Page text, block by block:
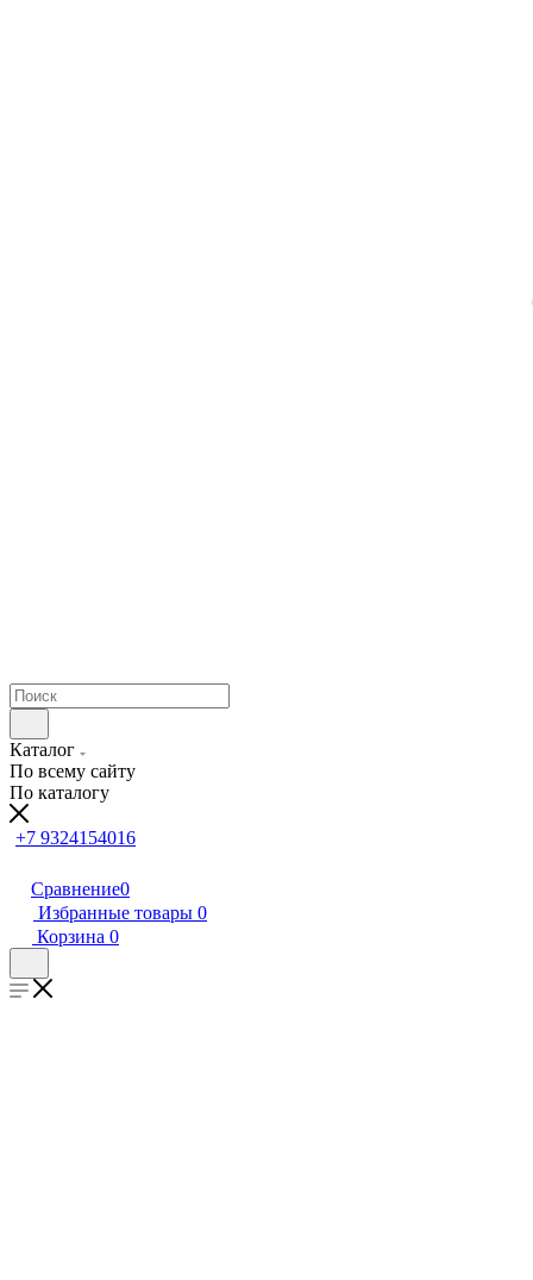
Каталог
По всему сайту
По каталогу
+7 9324154016
Сравнение0
Избранные товары 0
Корзина 0